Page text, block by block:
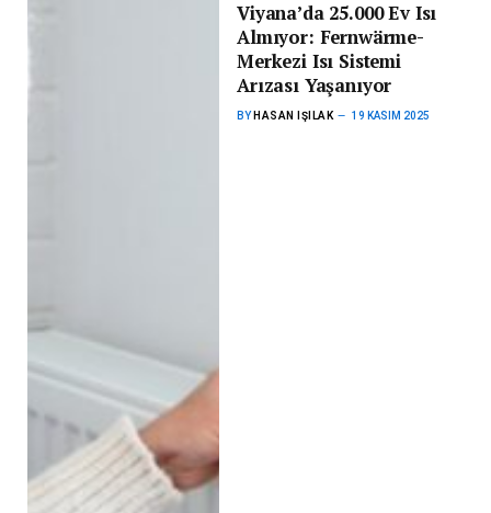
Viyana’da 25.000 Ev Isı
Almıyor: Fernwärme-
Merkezi Isı Sistemi
Arızası Yaşanıyor
BY HASAN IŞILAK 19 KASIM 2025